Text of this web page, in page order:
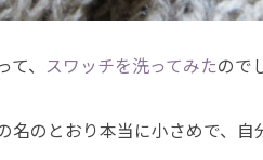
、 スワッチを洗ってみたので
名のとおり本当に小さめで、